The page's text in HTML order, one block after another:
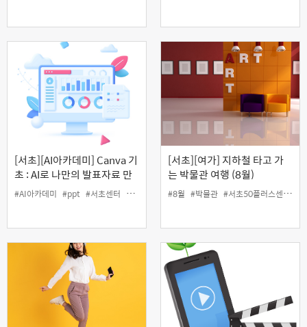
[서초][AI아카데미] Canva 기
초 : AI로 나만의 발표자료 만
들기
#AI아카데미 #ppt #서초센터 #인생설계 #캔바
[서초][여가] 지하철 타고 가
는 박물관 여행 (8월)
#8월 #박물관 #서초50플러스센터